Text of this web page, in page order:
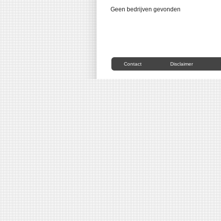
Geen bedrijven gevonden
Contact Disclaimer